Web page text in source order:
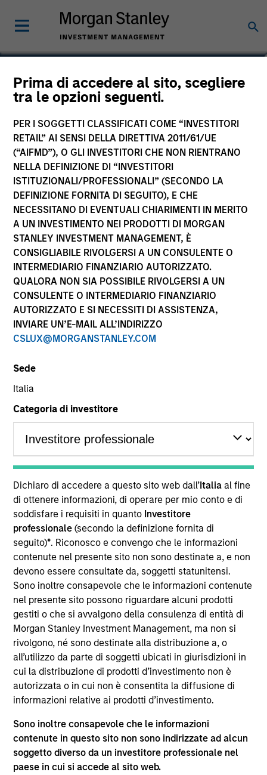
Prima di accedere al sito, scegliere
tra le opzioni seguenti.
PER I SOGGETTI CLASSIFICATI COME “INVESTITORI
RETAIL” AI SENSI DELLA DIRETTIVA 2011/61/UE
(“AIFMD”), O GLI INVESTITORI CHE NON RIENTRANO
NELLA DEFINIZIONE DI “INVESTITORI
ISTITUZIONALI/PROFESSIONALI” (SECONDO LA
DEFINIZIONE FORNITA DI SEGUITO), E CHE
NECESSITANO DI EVENTUALI CHIARIMENTI IN MERITO
A UN INVESTIMENTO NEI PRODOTTI DI MORGAN
STANLEY INVESTMENT MANAGEMENT, È
CONSIGLIABILE RIVOLGERSI A UN CONSULENTE O
INTERMEDIARIO FINANZIARIO AUTORIZZATO.
QUALORA NON SIA POSSIBILE RIVOLGERSI A UN
CONSULENTE O INTERMEDIARIO FINANZIARIO
AUTORIZZATO E SI NECESSITI DI ASSISTENZA,
INVIARE UN’E-MAIL ALL’INDIRIZZO
CSLUX@MORGANSTANLEY.COM
Sede
Italia
Categoria di investitore
Dichiaro di accedere a questo sito web dall’Italia al fine
di ottenere informazioni, di operare per mio conto e di
soddisfare i requisiti in quanto Investitore
professionale(secondo la definizione fornita di
seguito)*. Riconosco e convengo che le informazioni
contenute nel presente sito non sono destinate a, e non
devono essere consultate da, soggetti statunitensi.
Sono inoltre consapevole che le informazioni contenute
nel presente sito possono riguardare alcuni prodotti
gestiti o che si avvalgono della consulenza di entità di
Morgan Stanley Investment Management, ma non si
rivolgono, né sono destinate alla distribuzione a, o
all’utilizzo da parte di soggetti ubicati in giurisdizioni in
cui la distribuzione di prodotti d’investimento non è
autorizzata o in cui non è consentita la diffusione di
informazioni relative ai prodotti d’investimento.
Sono inoltre consapevole che le informazioni
contenute in questo sito non sono indirizzate ad alcun
soggetto diverso da un investitore professionale nel
paese in cui si accede al sito web.
Jeffrey D. Mueller
Managing Director, Co-Head of Fixed
Income, Co-Head of High Yield,
Portfolio Manager
YEARS OF INDUSTRY EXPERIENCE
22 Years
TEAMS
High Yield Team
Fixed Income Team
Jeffrey Mueller is Co-Head of Fixed Income. In this
capacity he, along with his Co-Head, is responsible
for managing the six fixed income investment
teams and developing and growing the business. In
addition, Jeff is the Co-Head of High Yield and a
portfolio manager on the high yield team. In this
capacity he is responsible for buy and sell
decisions, portfolio construction, and risk
management for the firm’s High Yield and Multi-
2015. Morgan Stanley acquired Eaton Vance in
March 2021. Jeff began his career in the investment
industry in 2004. Before joining Eaton Vance, he
was a high-yield portfolio manager with